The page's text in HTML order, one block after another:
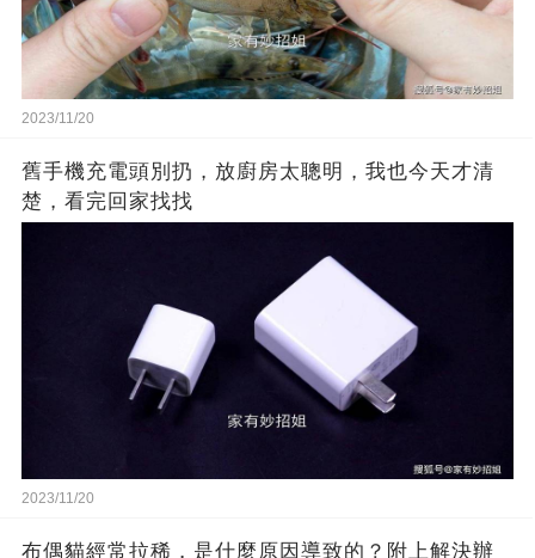
2023/11/20
舊手機充電頭別扔，放廚房太聰明，我也今天才清
楚，看完回家找找
2023/11/20
布偶貓經常拉稀，是什麼原因導致的？附上解決辦